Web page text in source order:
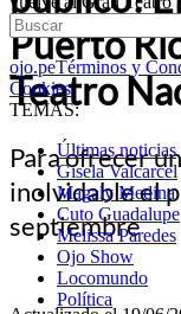
ojo.peTérminos y
Cookies
TEMAS:
Últimas noticias
Gisela Valcarcel
Magaly Medina
Cuto Guadalupe
Melissa Paredes
Ojo Show
Locomundo
Política
Puerto
Teatro
Para ofrecer
inolvidable el
septiembre